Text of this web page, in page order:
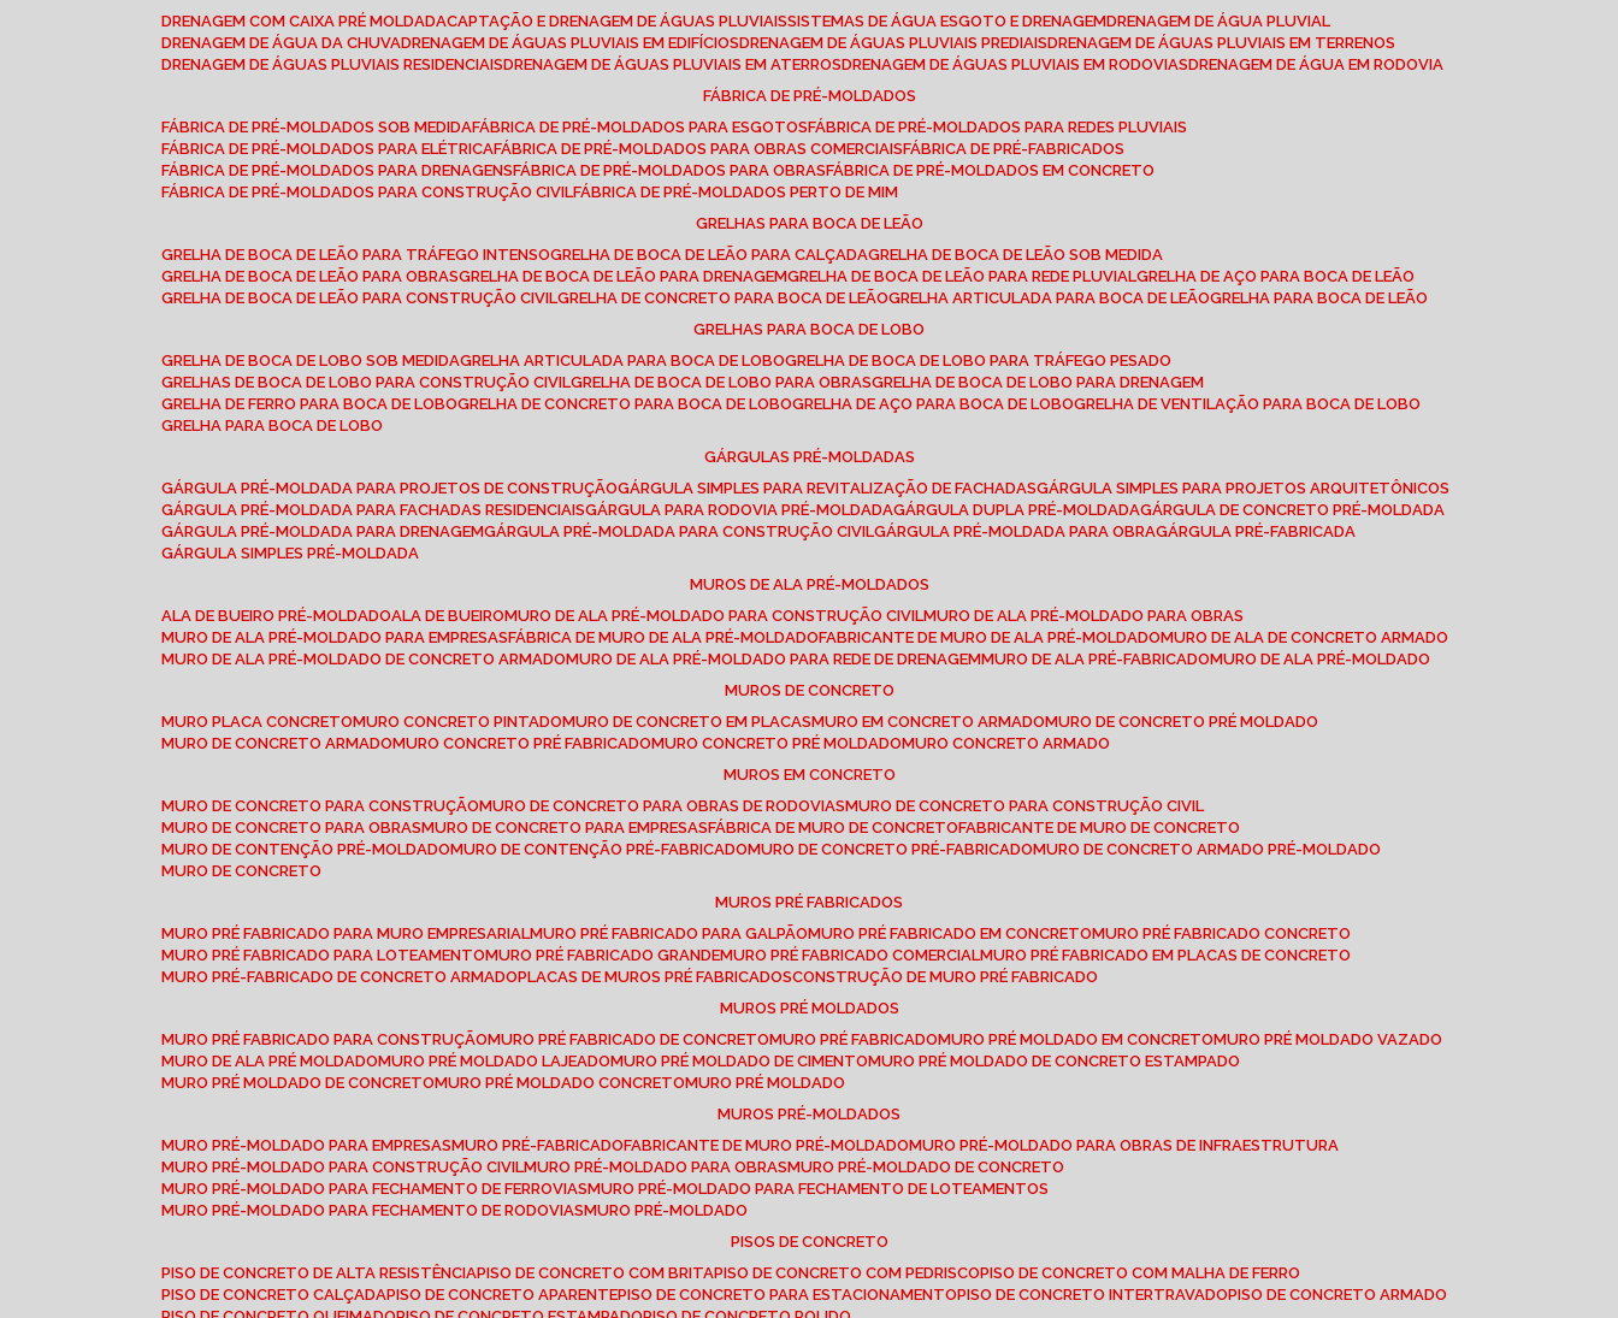
DRENAGEM COM CAIXA PRÉ MOLDADA CAPTAÇÃO E DRENAGEM DE ÁGUAS PLUVIAIS SISTEMAS DE ÁGUA ESGOTO E DRENAGEM DRENAGEM DE ÁGUA PLUVIAL
DRENAGEM DE ÁGUA DA CHUVA DRENAGEM DE ÁGUAS PLUVIAIS EM EDIFÍCIOS DRENAGEM DE ÁGUAS PLUVIAIS PREDIAIS DRENAGEM DE ÁGUAS PLUVIAIS EM TERRENOS
DRENAGEM DE ÁGUAS PLUVIAIS RESIDENCIAIS DRENAGEM DE ÁGUAS PLUVIAIS EM ATERROS DRENAGEM DE ÁGUAS PLUVIAIS EM RODOVIAS DRENAGEM DE ÁGUA EM RODOVIA
FÁBRICA DE PRÉ-MOLDADOS
FÁBRICA DE PRÉ-MOLDADOS SOB MEDIDA FÁBRICA DE PRÉ-MOLDADOS PARA ESGOTOS FÁBRICA DE PRÉ-MOLDADOS PARA REDES PLUVIAIS
FÁBRICA DE PRÉ-MOLDADOS PARA ELÉTRICA FÁBRICA DE PRÉ-MOLDADOS PARA OBRAS COMERCIAIS FÁBRICA DE PRÉ-FABRICADOS
FÁBRICA DE PRÉ-MOLDADOS PARA DRENAGENS FÁBRICA DE PRÉ-MOLDADOS PARA OBRAS FÁBRICA DE PRÉ-MOLDADOS EM CONCRETO
FÁBRICA DE PRÉ-MOLDADOS PARA CONSTRUÇÃO CIVIL FÁBRICA DE PRÉ-MOLDADOS PERTO DE MIM
GRELHAS PARA BOCA DE LEÃO
GRELHA DE BOCA DE LEÃO PARA TRÁFEGO INTENSO
GRELHA DE BOCA DE LEÃO PARA CALÇADA
GRELHA DE BOCA DE LEÃO SOB MEDIDA
GRELHA DE BOCA DE LEÃO PARA OBRAS
GRELHA DE BOCA DE LEÃO PARA DRENAGEM GRELHA DE BOCA DE LEÃO PARA REDE PLUVIAL
GRELHA DE AÇO PARA BOCA DE LEÃO
GRELHA DE BOCA DE LEÃO PARA CONSTRUÇÃO CIVIL
GRELHA DE CONCRETO PARA BOCA DE LEÃO GRELHA ARTICULADA PARA BOCA DE LEÃO
GRELHA PARA BOCA DE LEÃO
GRELHAS PARA BOCA DE LOBO
GRELHA DE BOCA DE LOBO SOB MEDIDA
GRELHA ARTICULADA PARA BOCA DE LOBO
GRELHA DE BOCA DE LOBO PARA TRÁFEGO PESADO
GRELHAS DE BOCA DE LOBO PARA CONSTRUÇÃO CIVIL
GRELHA DE BOCA DE LOBO PARA OBRAS
GRELHA DE BOCA DE LOBO PARA DRENAGEM
GRELHA DE FERRO PARA BOCA DE LOBO
GRELHA DE CONCRETO PARA BOCA DE LOBO GRELHA DE AÇO PARA BOCA DE LOBO
GRELHA DE VENTILAÇÃO PARA BOCA DE LOBO
GRELHA PARA BOCA DE LOBO
GÁRGULAS PRÉ-MOLDADAS
GÁRGULA PRÉ-MOLDADA PARA PROJETOS DE CONSTRUÇÃO
GÁRGULA SIMPLES PARA REVITALIZAÇÃO DE FACHADAS
GÁRGULA SIMPLES PARA PROJETOS ARQUITETÔNICOS
GÁRGULA PRÉ-MOLDADA PARA FACHADAS RESIDENCIAIS
GÁRGULA PARA RODOVIA PRÉ-MOLDADA GÁRGULA DUPLA PRÉ-MOLDADA
GÁRGULA DE CONCRETO PRÉ-MOLDADA
GÁRGULA PRÉ-MOLDADA PARA DRENAGEM
GÁRGULA PRÉ-MOLDADA PARA CONSTRUÇÃO CIVIL GÁRGULA PRÉ-MOLDADA PARA OBRA
GÁRGULA PRÉ-FABRICADA
GÁRGULA SIMPLES PRÉ-MOLDADA
MUROS DE ALA PRÉ-MOLDADOS
ALA DE BUEIRO PRÉ-MOLDADO ALA DE BUEIRO MURO DE ALA PRÉ-MOLDADO PARA CONSTRUÇÃO CIVIL
MURO DE ALA PRÉ-MOLDADO PARA OBRAS
MURO DE ALA PRÉ-MOLDADO PARA EMPRESAS FÁBRICA DE MURO DE ALA PRÉ-MOLDADO FABRICANTE DE MURO DE ALA PRÉ-MOLDADO
MURO DE ALA DE CONCRETO ARMADO
MURO DE ALA PRÉ-MOLDADO DE CONCRETO ARMADO
MURO DE ALA PRÉ-MOLDADO PARA REDE DE DRENAGEM MURO DE ALA PRÉ-FABRICADO
MURO DE ALA PRÉ-MOLDADO
MUROS DE CONCRETO
MURO PLACA CONCRETO
MURO CONCRETO PINTADO MURO DE CONCRETO EM PLACAS MURO EM CONCRETO ARMADO
MURO DE CONCRETO PRÉ MOLDADO
MURO DE CONCRETO ARMADO
MURO CONCRETO PRÉ FABRICADO MURO CONCRETO PRÉ MOLDADO
MURO CONCRETO ARMADO
MUROS EM CONCRETO
MURO DE CONCRETO PARA CONSTRUÇÃO
MURO DE CONCRETO PARA OBRAS DE RODOVIAS
MURO DE CONCRETO PARA CONSTRUÇÃO CIVIL
MURO DE CONCRETO PARA OBRAS
MURO DE CONCRETO PARA EMPRESAS FÁBRICA DE MURO DE CONCRETO FABRICANTE DE MURO DE CONCRETO
MURO DE CONTENÇÃO PRÉ-MOLDADO
MURO DE CONTENÇÃO PRÉ-FABRICADO MURO DE CONCRETO PRÉ-FABRICADO
MURO DE CONCRETO ARMADO PRÉ-MOLDADO
MURO DE CONCRETO
MUROS PRÉ FABRICADOS
MURO PRÉ FABRICADO PARA MURO EMPRESARIAL
MURO PRÉ FABRICADO PARA GALPÃO MURO PRÉ FABRICADO EM CONCRETO
MURO PRÉ FABRICADO CONCRETO
MURO PRÉ FABRICADO PARA LOTEAMENTO
MURO PRÉ FABRICADO GRANDE MURO PRÉ FABRICADO COMERCIAL
MURO PRÉ FABRICADO EM PLACAS DE CONCRETO
MURO PRÉ-FABRICADO DE CONCRETO ARMADO PLACAS DE MUROS PRÉ FABRICADOS CONSTRUÇÃO DE MURO PRÉ FABRICADO
MUROS PRÉ MOLDADOS
MURO PRÉ FABRICADO PARA CONSTRUÇÃO
MURO PRÉ FABRICADO DE CONCRETO MURO PRÉ FABRICADO MURO PRÉ MOLDADO EM CONCRETO
MURO PRÉ MOLDADO VAZADO
MURO DE ALA PRÉ MOLDADO
MURO PRÉ MOLDADO LAJEADO MURO PRÉ MOLDADO DE CIMENTO
MURO PRÉ MOLDADO DE CONCRETO ESTAMPADO
MURO PRÉ MOLDADO DE CONCRETO
MURO PRÉ MOLDADO CONCRETO
MURO PRÉ MOLDADO
MUROS PRÉ-MOLDADOS
MURO PRÉ-MOLDADO PARA EMPRESAS
MURO PRÉ-FABRICADO FABRICANTE DE MURO PRÉ-MOLDADO
MURO PRÉ-MOLDADO PARA OBRAS DE INFRAESTRUTURA
MURO PRÉ-MOLDADO PARA CONSTRUÇÃO CIVIL
MURO PRÉ-MOLDADO PARA OBRAS
MURO PRÉ-MOLDADO DE CONCRETO
MURO PRÉ-MOLDADO PARA FECHAMENTO DE FERROVIAS
MURO PRÉ-MOLDADO PARA FECHAMENTO DE LOTEAMENTOS
MURO PRÉ-MOLDADO PARA FECHAMENTO DE RODOVIAS
MURO PRÉ-MOLDADO
PISOS DE CONCRETO
PISO DE CONCRETO DE ALTA RESISTÊNCIA PISO DE CONCRETO COM BRITA PISO DE CONCRETO COM PEDRISCO PISO DE CONCRETO COM MALHA DE FERRO
PISO DE CONCRETO CALÇADA PISO DE CONCRETO APARENTE PISO DE CONCRETO PARA ESTACIONAMENTO PISO DE CONCRETO INTERTRAVADO PISO DE CONCRETO ARMADO